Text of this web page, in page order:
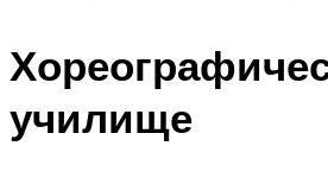
училище